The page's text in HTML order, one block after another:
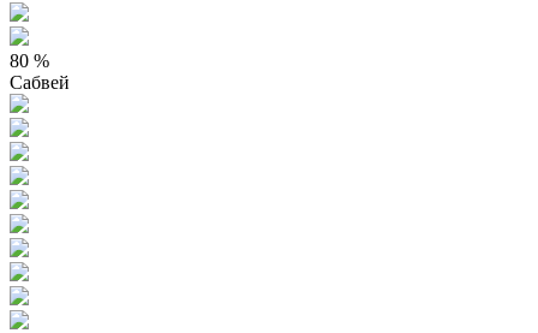
80 %
Сабвей